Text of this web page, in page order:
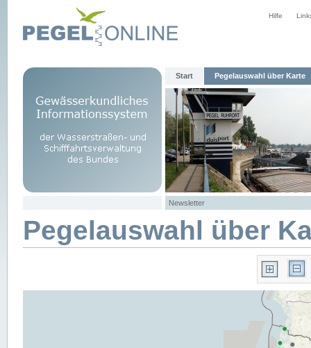
Hilfe
Start Pegelauswahl über Karte
Newsletter
Pegelauswahl über